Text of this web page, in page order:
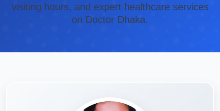
visiting hours, and expert healthcare services
on Doctor Dhaka.